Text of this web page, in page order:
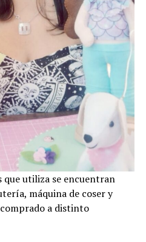
que utiliza se encuentran
máquina de coser y
a distinto